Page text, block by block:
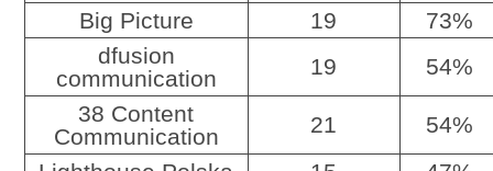
Big Picture
19
73%
dfusion
communication
19
54%
38 Content
Communication
21
54%